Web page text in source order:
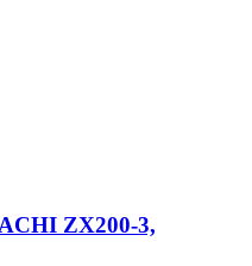
ZX200-3,